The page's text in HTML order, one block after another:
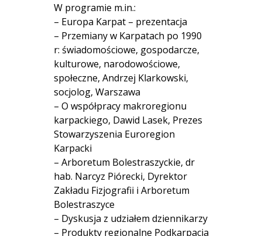
W programie m.in.:
– Europa Karpat – prezentacja
– Przemiany w Karpatach po 1990
r: świadomościowe, gospodarcze,
kulturowe, narodowościowe,
społeczne, Andrzej Klarkowski,
socjolog, Warszawa
– O współpracy makroregionu
karpackiego, Dawid Lasek, Prezes
Stowarzyszenia Euroregion
Karpacki
– Arboretum Bolestraszyckie, dr
hab. Narcyz Piórecki, Dyrektor
Zakładu Fizjografii i Arboretum
Bolestraszyce
– Dyskusja z udziałem dziennikarzy
– Produkty regionalne Podkarpacia